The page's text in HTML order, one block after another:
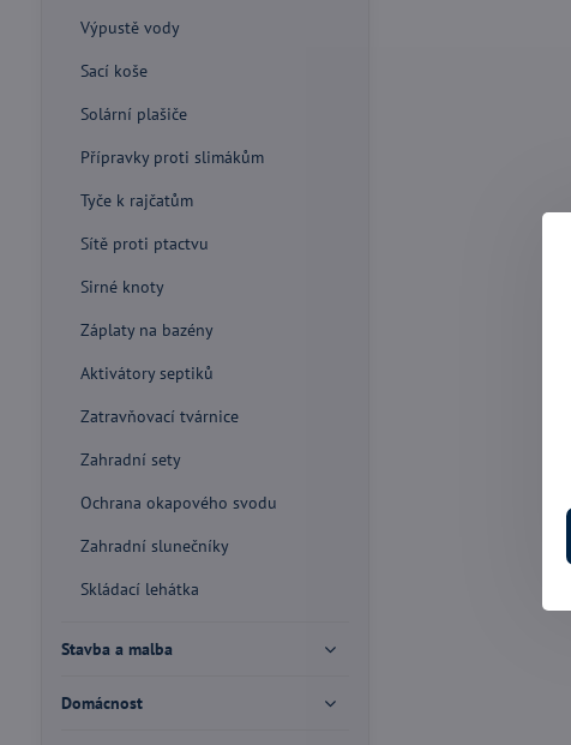
Výpustě vody
Sací koše
Solární plašiče
Přípravky proti slimákům
Tyče k rajčatům
Sítě proti ptactvu
Sirné knoty
Záplaty na bazény
Aktivátory septiků
Zatravňovací tvárnice
Zahradní sety
Ochrana okapového svodu
Zahradní slunečníky
Skládací lehátka
Stavba a malba
Domácnost